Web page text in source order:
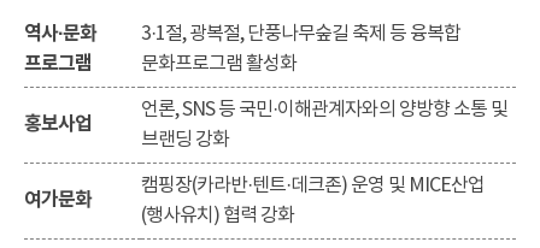
역사·문화
프로그램
3·1절, 광복절, 단풍나무숲길 축제 등 융복합
문화프로그램 활성화
홍보사업
언론, SNS 등 국민·이해관계자와의 양방향 소통 및
브랜딩 강화
여가문화
캠핑장(카라반·텐트·데크존) 운영 및 MICE산업
(행사유치) 협력 강화